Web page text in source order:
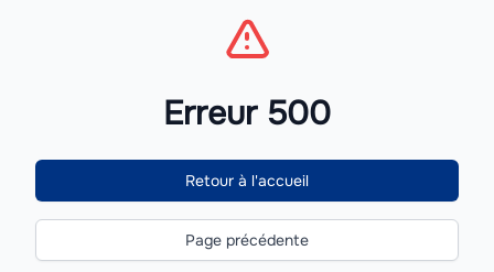
Erreur 500
Retour à l'accueil
Page précédente